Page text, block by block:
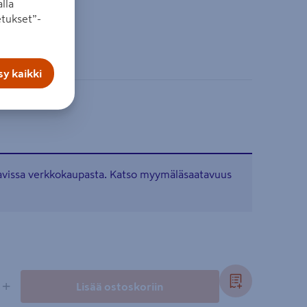
verkkokaupasta. Katso myymäläsaatavuus
+ Lisää ostoskoriin
kaikki